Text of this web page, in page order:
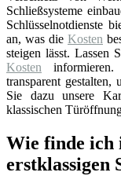
Schließsysteme
Schlüsselnotdienste
an, was die Kosten
steigen lässt. Lassen
Kosten informieren.
transparent
Sie dazu unsere
klassischen
Wie finde ich
erstklassigen